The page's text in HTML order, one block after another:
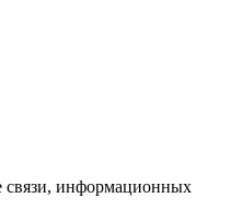
связи, информационных